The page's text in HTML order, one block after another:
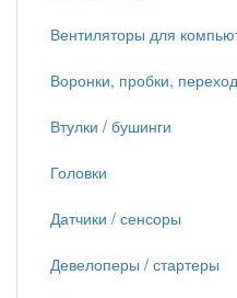
Вентиляторы для
Воронки, пробки,
Втулки / бушинги
Головки
Датчики / сенсоры
Девелоперы / стартеры